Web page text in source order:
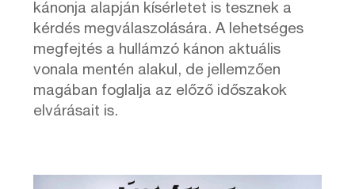
kánonja alapján kísérletet is tesznek a
kérdés megválaszolására. A lehetséges
megfejtés a hullámzó kánon aktuális
vonala mentén alakul, de jellemzően
magában foglalja az előző időszakok
elvárásait is.